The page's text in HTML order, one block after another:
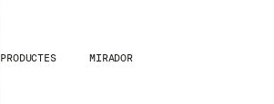
PRODUCTES MIRADOR